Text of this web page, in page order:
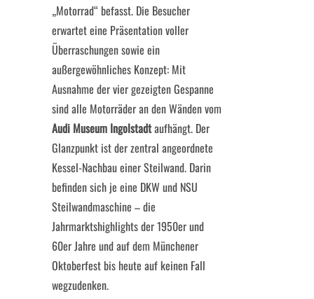
„Motorrad“ befasst. Die Besucher
erwartet eine Präsentation voller
Überraschungen sowie ein
außergewöhnliches Konzept: Mit
Ausnahme der vier gezeigten Gespanne
sind alle Motorräder an den Wänden vom
Audi Museum Ingolstadtaufhängt. Der
Glanzpunkt ist der zentral angeordnete
Kessel-Nachbau einer Steilwand. Darin
befinden sich je eine DKW und NSU
Steilwandmaschine – die
Jahrmarktshighlights der 1950er und
60er Jahre und auf dem Münchener
Oktoberfest bis heute auf keinen Fall
wegzudenken.